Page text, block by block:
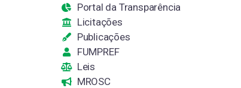
Portal da Transparência
Licitações
Publicações
FUMPREF
Leis
MROSC